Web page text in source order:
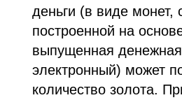
деньги (в виде монет,
построенной на
выпущенная
электронный) может
количество золота.